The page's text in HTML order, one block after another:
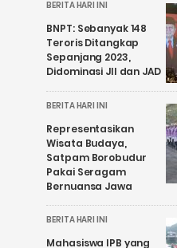
BERITA HARI INI
BNPT: Sebanyak 148
Teroris Ditangkap
Sepanjang 2023,
Didominasi JII dan JAD
BERITA HARI INI
Representasikan
Wisata Budaya,
Satpam Borobudur
Pakai Seragam
Bernuansa Jawa
BERITA HARI INI
Mahasiswa IPB yang